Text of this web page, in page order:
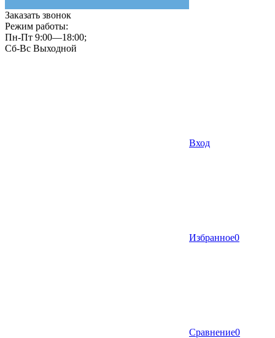
Заказать звонок
Режим работы:
Пн-Пт 9:00—18:00;
Сб-Вс Выходной
Вход
Избранное0
Сравнение0